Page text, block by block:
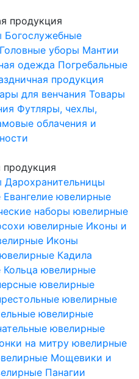
продукция
Богослужебные
Головные уборы Мантии
одежда Погребальные
продукция
для венчания Товары
Футляры, чехлы,
облачения и
Дарохранительницы
Евангелие ювелирные
наборы ювелирные
ювелирные Иконы и
Иконы
Кадила
Кольца ювелирные
ювелирные
ювелирные
ювелирные
ювелирные
на митру ювелирные
Мощевики и
Панагии